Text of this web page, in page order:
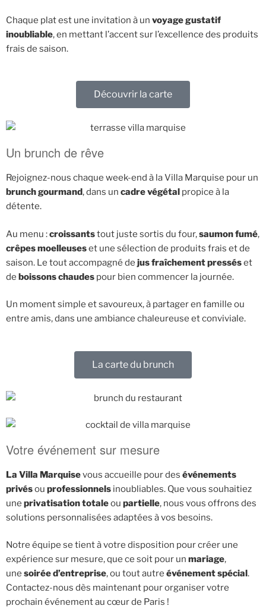
Chaque plat est une invitation à un voyage gustatif
inoubliable, en mettant l’accent sur l’excellence des produits
frais de saison.
Découvrir la carte
Un brunch de rêve
Rejoignez-nous chaque week-end à la Villa Marquise pour un
brunch gourmand, dans un cadre végétal propice à la
détente.
Au menu :croissantstout juste sortis du four,saumon fumé,
crêpes moelleuseset une sélection de produits frais et de
saison. Le tout accompagné de jus fraîchement presséset
de boissons chaudes pour bien commencer la journée.
Un moment simple et savoureux, à partager en famille ou
entre amis, dans une ambiance chaleureuse et conviviale.
La carte du brunch
Votre événement sur mesure
La Villa Marquisevous accueille pour des événements
privésou professionnels inoubliables. Que vous souhaitiez
une privatisation totaleou partielle, nous vous offrons des
solutions personnalisées adaptées à vos besoins.
Notre équipe se tient à votre disposition pour créer une
expérience sur mesure, que ce soit pour un mariage,
une soirée d’entreprise, ou tout autre événement spécial.
Contactez-nous dès maintenant pour organiser votre
prochain événement au cœur de Paris !